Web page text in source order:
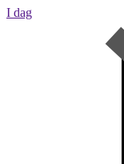
I dag